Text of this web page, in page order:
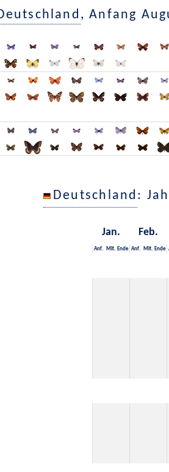
, Anfang
Deutschland :
Jan. Feb.
Anf. Mit. Ende Anf. Mit. Ende